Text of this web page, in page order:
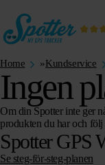
Home »Kundservice
Ingen
Om din Spotter inte ger
produkten du har och följ
Spotter GPS
Se steg-för-steg-planen